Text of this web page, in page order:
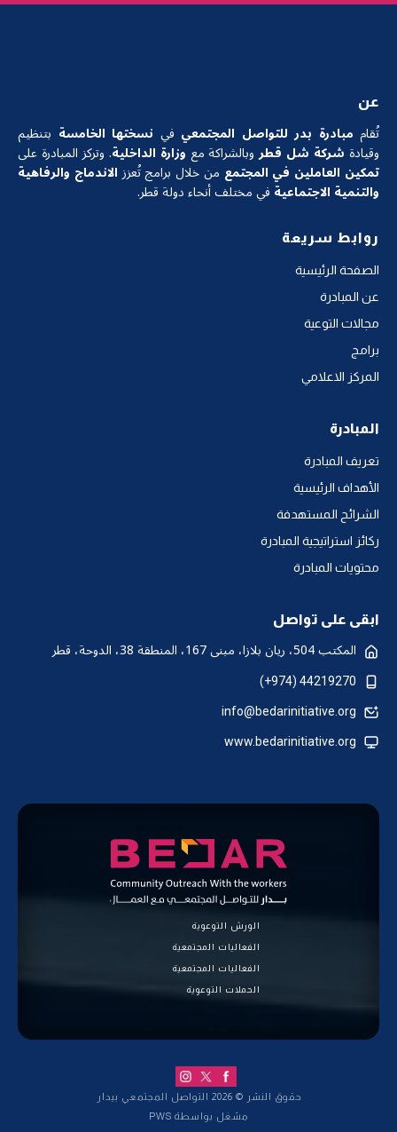
عن
تُقام مبادرة بدر للتواصل المجتمعي في نسختها الخامسة بتنظيم
وقيادة شركة شل قطروبالشراكة مع وزارة الداخلية. وتركز المبادرة على
تمكين العاملين في المجتمع من خلال برامج تُعززالاندماج والرفاهية
والتنمية الاجتماعية في مختلف أنحاء دولة قطر.
روابط سريعة
الصفحة الرئيسية
عن المبادرة
مجالات التوعية
برامج
المركز الاعلامي
المبادرة
تعريف المبادرة
الأهداف الرئيسية
الشرائح المستهدفة
ركائز استراتيجية المبادرة
محتويات المبادرة
ابقى على تواصل
المكتب 504، ريان بلازا، مبنى 167، المنطقة 38، الدوحة، قطر
44219270 (974+)
info@bedarinitiative.org
www.bedarinitiative.org
الورش التوعوية
الفعاليات المجتمعية
الفعاليات المجتمعية
الحملات التوعوية
حقوق النشر © 2026 التواصل المجتمعي بيدار
مشغل بواسطة PWS